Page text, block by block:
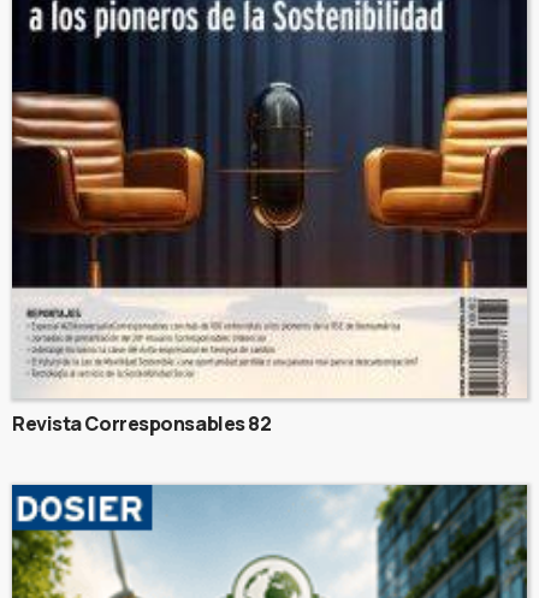
Revista Corresponsables 82